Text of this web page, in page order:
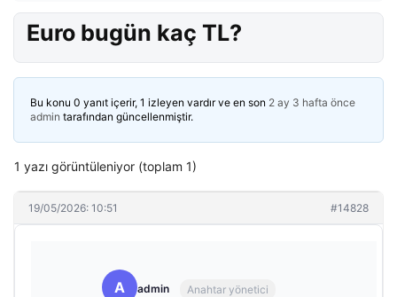
Euro bugün kaç TL?
Bu konu 0 yanıt içerir, 1 izleyen vardır ve en son 2 ay 3 hafta önce
admin tarafından güncellenmiştir.
1 yazı görüntüleniyor (toplam 1)
19/05/2026: 10:51 #14828
A admin Anahtar yönetici